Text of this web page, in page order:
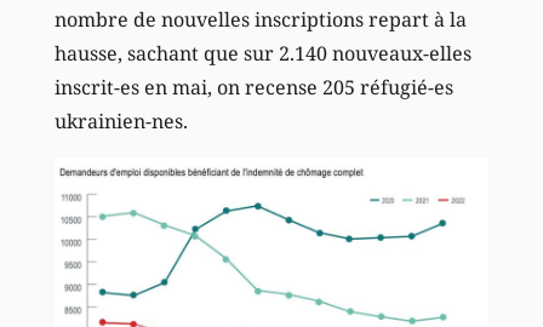
nombre de nouvelles inscriptions repart à la
hausse, sachant que sur 2.140 nouveaux-elles
inscrit-es en mai, on recense 205 réfugié-es
ukrainien-nes.